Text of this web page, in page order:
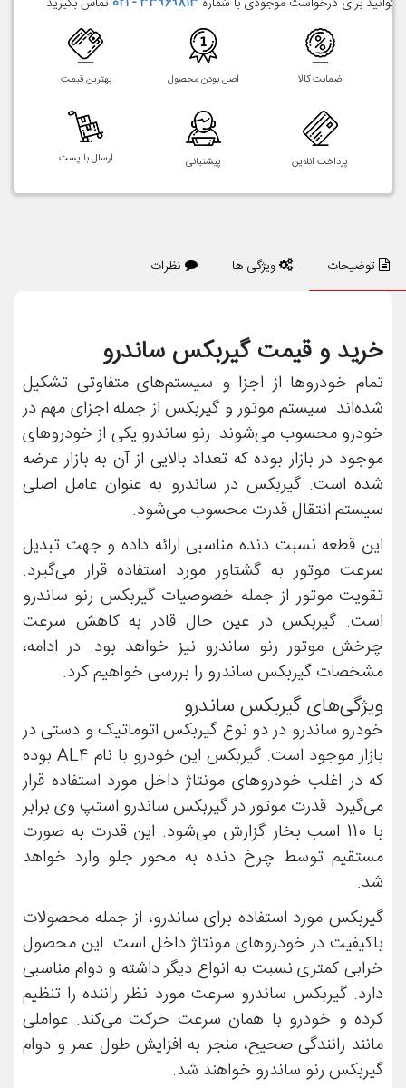
ضمانت کالا اصل بودن محصول بهترین قیمت
پرداخت انلاین پیشتبانی ارسال با پست
توضیحات ویژگی ها نظرات
خرید و قیمت گیربکس ساندرو
تمام خودروها از اجزا و سیستم‌های متفاوتی تشکیل
شده‌اند. سیستم موتور و گیربکس از جمله اجزای مهم در
خودرو محسوب می‌شوند. رنو ساندرو یکی از خودروهای
موجود در بازار بوده که تعداد بالایی از آن به بازار عرضه
شده است. گیربکس در ساندرو به عنوان عامل اصلی
سیستم انتقال قدرت محسوب می‌شود.
این قطعه نسبت دنده‌ مناسبی ارائه داده و جهت تبدیل
سرعت موتور به گشتاور مورد استفاده قرار می‌گیرد.
تقویت موتور از جمله خصوصیات گیربکس رنو ساندرو
است. گیربکس در عین حال قادر به کاهش سرعت
چرخش موتور رنو ساندرو نیز خواهد بود. در ادامه،
مشخصات گیربکس ساندرو را بررسی خواهیم کرد.
ویژگی‌های گیربکس ساندرو
خودرو ساندرو در دو نوع گیربکس اتوماتیک و دستی در
بازار موجود است. گیربکس این خودرو با نام AL4 بوده
که در اغلب خودروهای مونتاژ داخل مورد استفاده قرار
می‌گیرد. قدرت موتور در گیربکس ساندرو استپ وی برابر
با 110 اسب بخار گزارش می‌شود. این قدرت به صورت
مستقیم توسط چرخ دنده به محور جلو وارد خواهد
شد.
گیربکس مورد استفاده برای ساندرو، از جمله محصولات
باکیفیت در خودروهای مونتاژ داخل است. این محصول
خرابی کمتری نسبت به انواع دیگر داشته و دوام مناسبی
دارد. گیربکس ساندرو سرعت مورد نظر راننده را تنظیم
کرده و خودرو با همان سرعت حرکت می‌کند. عواملی
مانند رانندگی صحیح، منجر به افزایش طول عمر و دوام
گیربکس رنو ساندرو خواهند شد.